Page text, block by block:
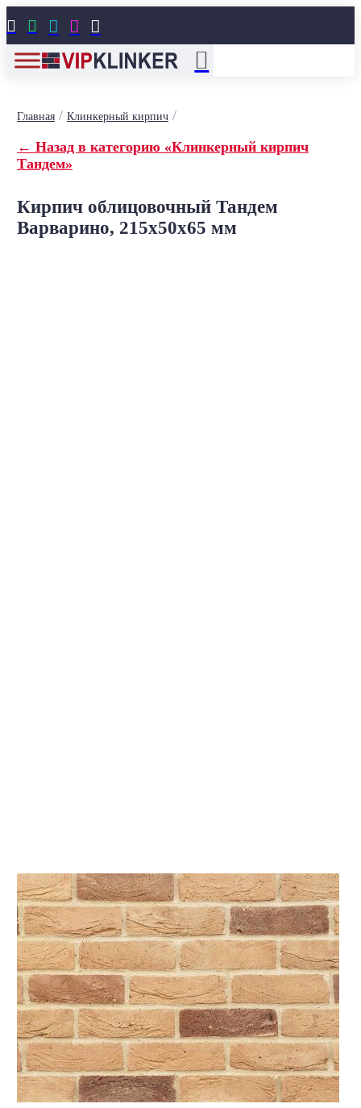
    
Главная/ Клинкерный кирпич/
← Назад в категорию «Клинкерный кирпич
Тандем»
Кирпич облицовочный Тандем
Варварино, 215x50x65 мм